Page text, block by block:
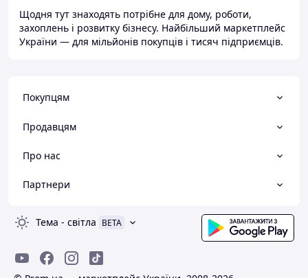
Щодня тут знаходять потрібне для дому, роботи,
захоплень і розвитку бізнесу. Найбільший маркетплейс
України — для мільйонів покупців і тисяч підприємців.
Покупцям
Продавцям
Про нас
Партнери
Тема - світла BETA